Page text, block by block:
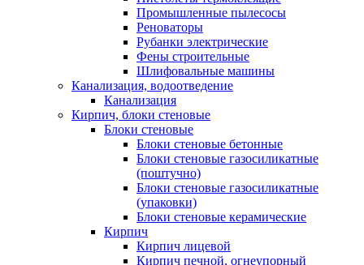
Промышленные пылесосы
Реноваторы
Рубанки электрические
Фены строительные
Шлифовальные машины
Канализация, водоотведение
Канализация
Кирпич, блоки стеновые
Блоки стеновые
Блоки стеновые бетонные
Блоки стеновые газосиликатные
(поштучно)
Блоки стеновые газосиликатные
(упаковки)
Блоки стеновые керамические
Кирпич
Кирпич лицевой
Кирпич печной, огнеупорный